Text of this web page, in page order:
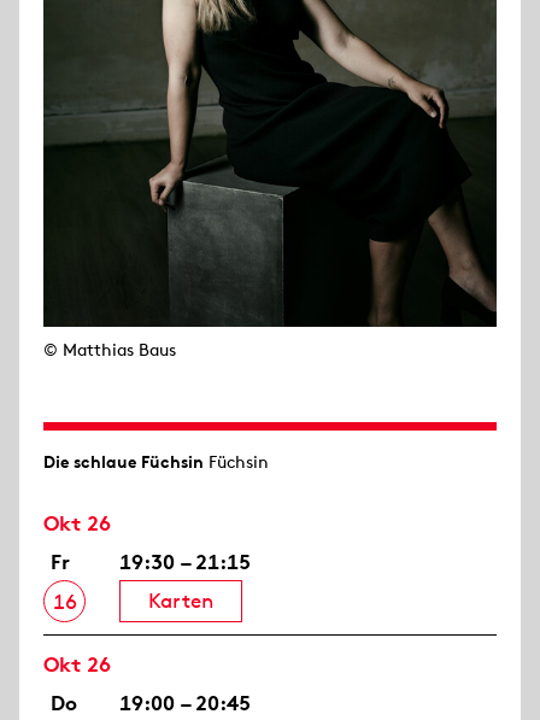
© Matthias Baus
Die schlaue Füchsin Füchsin
Okt 26
Fr
16
19:30 – 21:15
Karten
Okt 26
Do
19:00 – 20:45